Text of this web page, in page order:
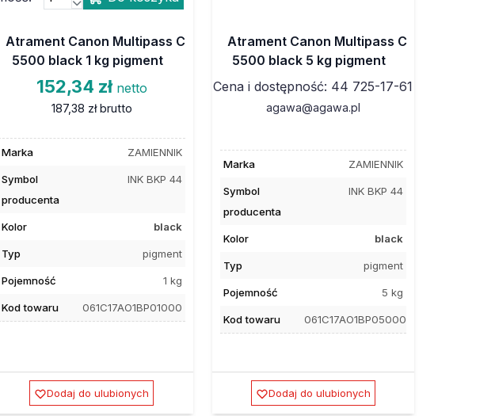
Atrament Canon Multipass C
5500 black 1 kg pigment
152,34 zł netto
187,38 zł brutto
Marka ZAMIENNIK
Symbol
producenta
INK BKP 44
Kolor black
Typ pigment
Pojemność 1 kg
Kod towaru 061C17AO1BP01000
Dodaj do ulubionych
Atrament Canon Multipass C
5500 black 5 kg pigment
Cena i dostępność: 44 725-17-61
agawa@agawa.pl
Marka ZAMIENNIK
Symbol
producenta
INK BKP 44
Kolor black
Typ pigment
Pojemność 5 kg
Kod towaru 061C17AO1BP05000
Dodaj do ulubionych